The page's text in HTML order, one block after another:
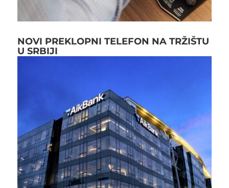
NOVI PREKLOPNI TELEFON NA TRŽIŠTU
U SRBIJI